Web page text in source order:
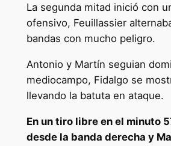
La segunda mitad inició con
ofensivo, Feuillassier
bandas con mucho peligro.
Antonio y Martín seguian
mediocampo, Fidalgo se
llevando la batuta en ataque.
En un tiro libre en el minuto
desde la banda derecha y